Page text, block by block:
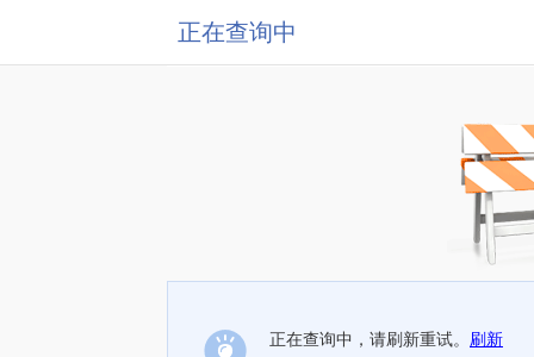
正在查询中
正在查询中，请刷新重试。 刷新